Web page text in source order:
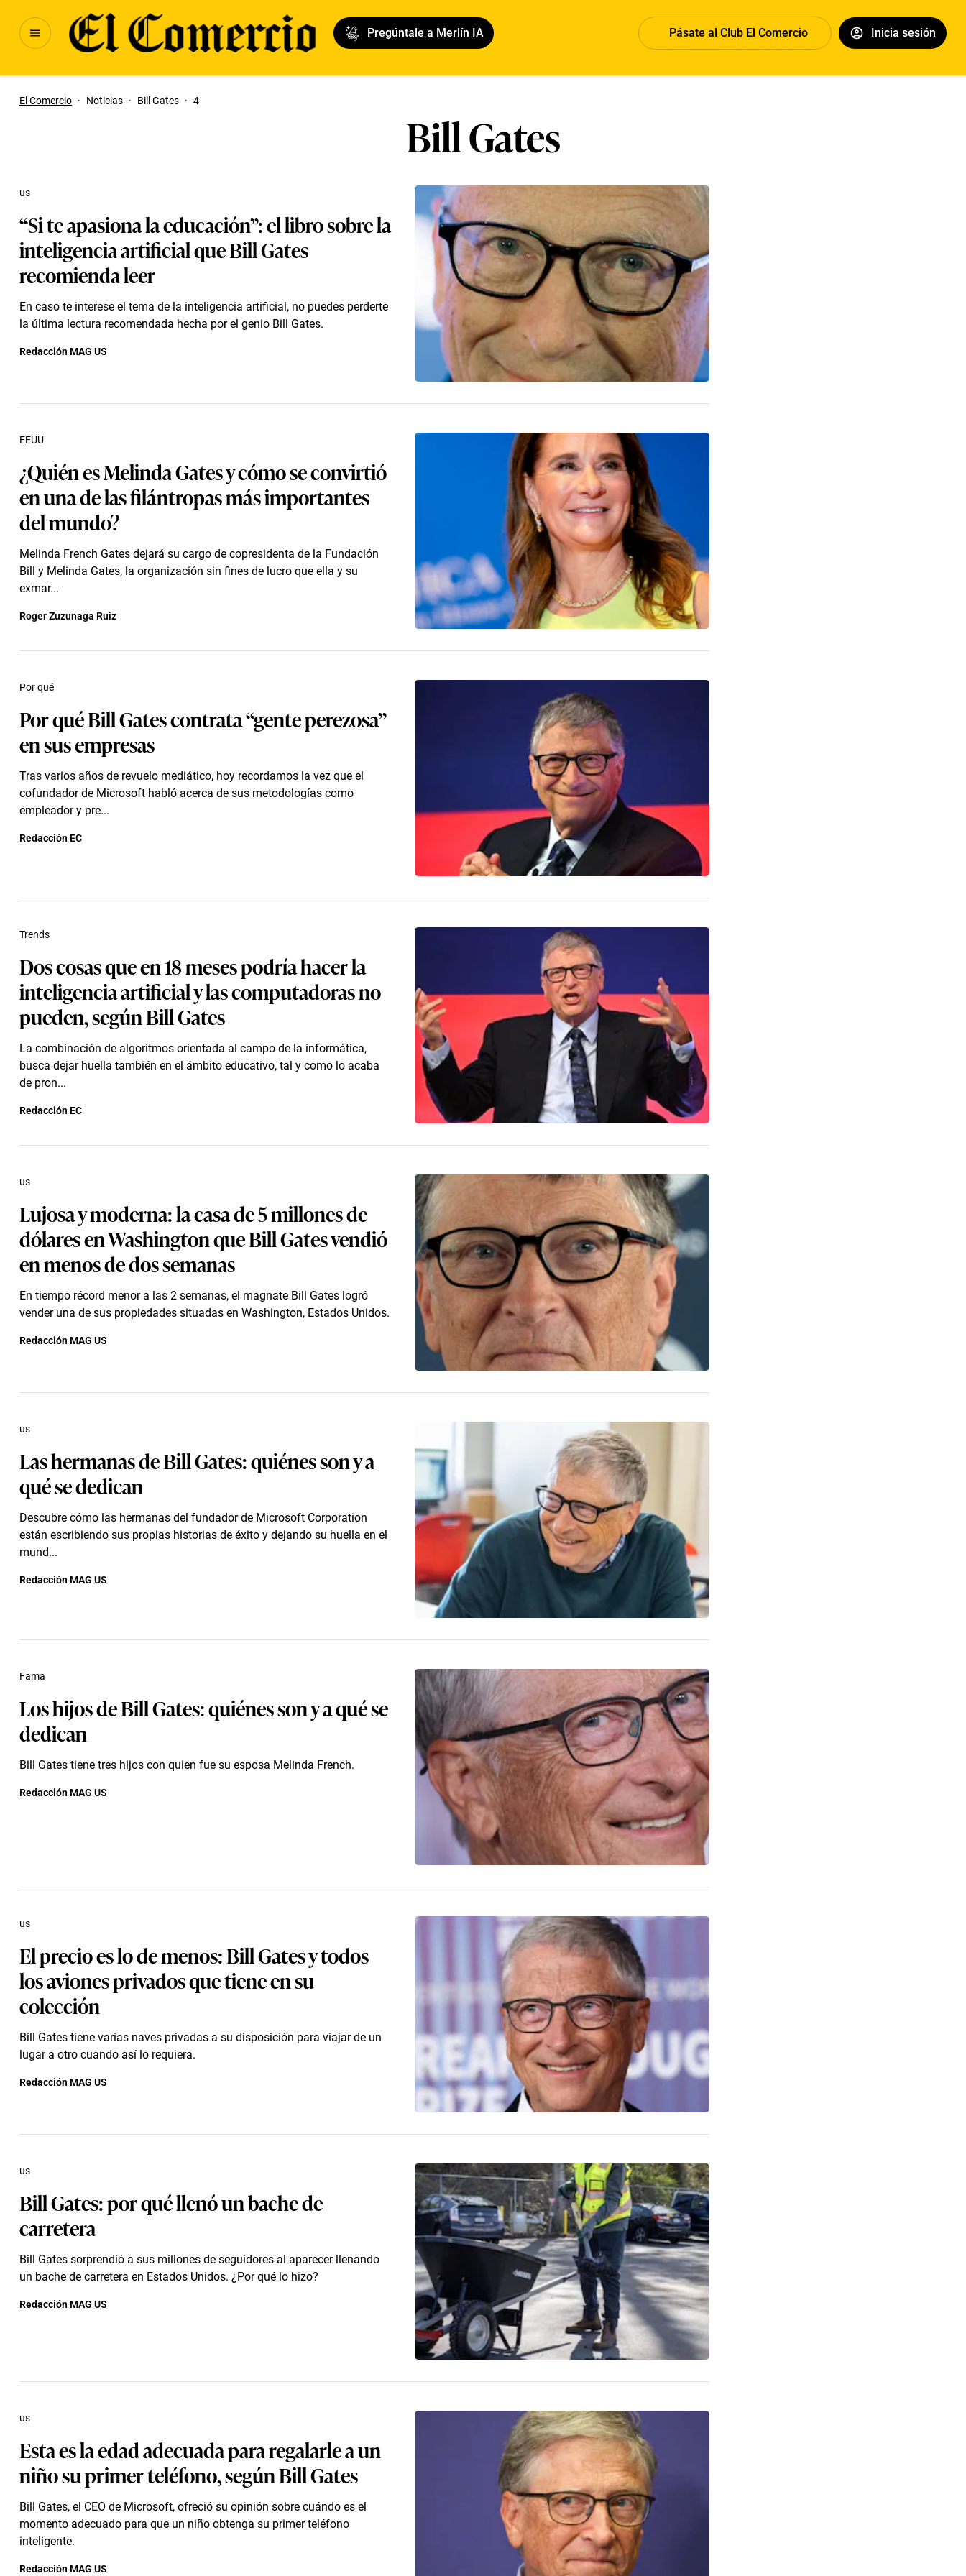
Pregúntale a Merlín IA Pásate al Club El Comercio Inicia sesión
El Comercio · Noticias · Bill Gates · 4
Bill Gates
“Si te apasiona la educación”: el libro sobre la
inteligencia artificial que Bill Gates
recomienda leer
En caso te interese el tema de la inteligencia artificial, no puedes perderte
la última lectura recomendada hecha por el genio Bill Gates.
us
Redacción MAG US
¿Quién es Melinda Gates y cómo se convirtió
en una de las filántropas más importantes
del mundo?
Melinda French Gates dejará su cargo de copresidenta de la Fundación
Bill y Melinda Gates, la organización sin fines de lucro que ella y su
exmar...
EEUU
Roger Zuzunaga Ruiz
Por qué Bill Gates contrata “gente perezosa”
en sus empresas
Tras varios años de revuelo mediático, hoy recordamos la vez que el
cofundador de Microsoft habló acerca de sus metodologías como
empleador y pre...
Por qué
Redacción EC
Dos cosas que en 18 meses podría hacer la
inteligencia artificial y las computadoras no
pueden, según Bill Gates
La combinación de algoritmos orientada al campo de la informática,
busca dejar huella también en el ámbito educativo, tal y como lo acaba
de pron...
Trends
Redacción EC
Lujosa y moderna: la casa de 5 millones de
dólares en Washington que Bill Gates vendió
en menos de dos semanas
En tiempo récord menor a las 2 semanas, el magnate Bill Gates logró
vender una de sus propiedades situadas en Washington, Estados Unidos.
us
Redacción MAG US
Las hermanas de Bill Gates: quiénes son y a
qué se dedican
Descubre cómo las hermanas del fundador de Microsoft Corporation
están escribiendo sus propias historias de éxito y dejando su huella en el
mund...
us
Redacción MAG US
Los hijos de Bill Gates: quiénes son y a qué se
dedican
Bill Gates tiene tres hijos con quien fue su esposa Melinda French.
Fama
Redacción MAG US
El precio es lo de menos: Bill Gates y todos
los aviones privados que tiene en su
colección
Bill Gates tiene varias naves privadas a su disposición para viajar de un
lugar a otro cuando así lo requiera.
us
Redacción MAG US
Bill Gates: por qué llenó un bache de
carretera
Bill Gates sorprendió a sus millones de seguidores al aparecer llenando
un bache de carretera en Estados Unidos. ¿Por qué lo hizo?
us
Redacción MAG US
Esta es la edad adecuada para regalarle a un
niño su primer teléfono, según Bill Gates
Bill Gates, el CEO de Microsoft, ofreció su opinión sobre cuándo es el
momento adecuado para que un niño obtenga su primer teléfono
inteligente.
us
Redacción MAG US